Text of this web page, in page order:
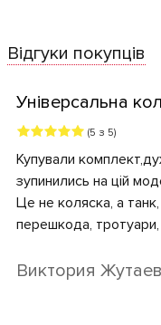
Відгуки покупців
Універсальна
(5 з 5)
Купували
зупинились на цій
Це не коляска, а танк,
перешкода, тротуари,
сайбекс , ця коляска
Виктория